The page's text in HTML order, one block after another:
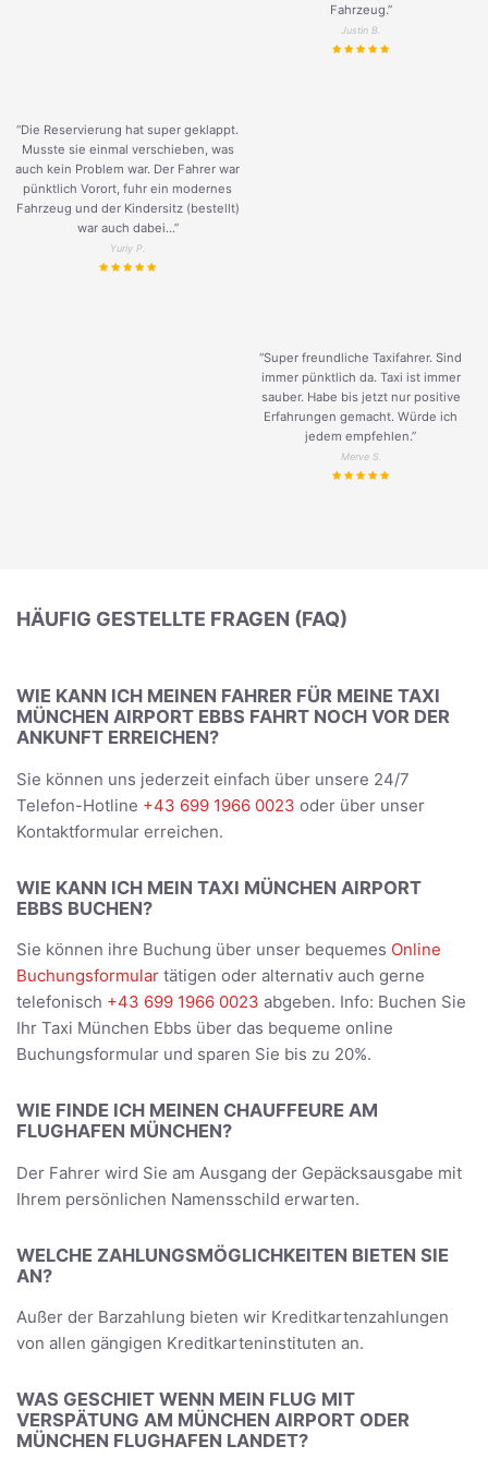
Fahrzeug.”
Justin B.
“Die Reservierung hat super geklappt.
Musste sie einmal verschieben, was
auch kein Problem war. Der Fahrer war
pünktlich Vorort, fuhr ein modernes
Fahrzeug und der Kindersitz (bestellt)
war auch dabei...”
Yuriy P.
“Super freundliche Taxifahrer. Sind
immer pünktlich da. Taxi ist immer
sauber. Habe bis jetzt nur positive
Erfahrungen gemacht. Würde ich
jedem empfehlen.”
Merve S.
HÄUFIG GESTELLTE FRAGEN (FAQ)
WIE KANN ICH MEINEN FAHRER FÜR MEINE TAXI
MÜNCHEN AIRPORT EBBS FAHRT NOCH VOR DER
ANKUNFT ERREICHEN?
Sie können uns jederzeit einfach über unsere 24/7
Telefon-Hotline +43 699 1966 0023 oder über unser
Kontaktformular erreichen.
WIE KANN ICH MEIN TAXI MÜNCHEN AIRPORT
EBBS BUCHEN?
Sie können ihre Buchung über unser bequemes Online
Buchungsformular tätigen oder alternativ auch gerne
telefonisch +43 699 1966 0023 abgeben. Info: Buchen Sie
Ihr Taxi München Ebbs über das bequeme online
Buchungsformular und sparen Sie bis zu 20%.
WIE FINDE ICH MEINEN CHAUFFEURE AM
FLUGHAFEN MÜNCHEN?
Der Fahrer wird Sie am Ausgang der Gepäcksausgabe mit
Ihrem persönlichen Namensschild erwarten.
WELCHE ZAHLUNGSMÖGLICHKEITEN BIETEN SIE
AN?
Außer der Barzahlung bieten wir Kreditkartenzahlungen
von allen gängigen Kreditkarteninstituten an.
WAS GESCHIET WENN MEIN FLUG MIT
VERSPÄTUNG AM MÜNCHEN AIRPORT ODER
MÜNCHEN FLUGHAFEN LANDET?